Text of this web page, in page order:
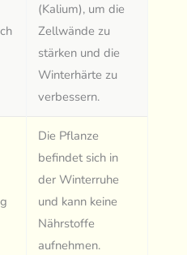
(Kalium), um die
Zellwände zu
stärken und die
Winterhärte zu
verbessern.
Die Pflanze
befindet sich in
der Winterruhe
und kann keine
Nährstoffe
aufnehmen.